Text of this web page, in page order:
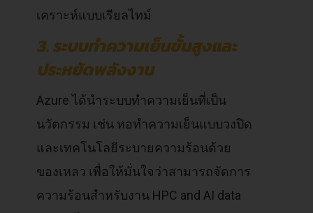
เคราะห์แบบเรียลไทม์
3. ระบบทำความเย็นขั้นสูงและ
ประหยัดพลังงาน
Azure ได้นำระบบทำความเย็นที่เป็น
นวัตกรรม เช่น หอทำความเย็นแบบวงปิด
และเทคโนโลยีระบายความร้อนด้วย
ของเหลว เพื่อให้มั่นใจว่าสามารถจัดการ
ความร้อนสำหรับงาน HPC and AI data